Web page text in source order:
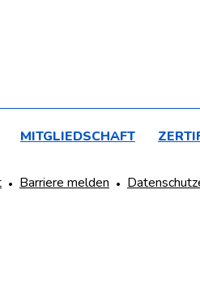
MITGLIEDSCHAFT
Barriere melden